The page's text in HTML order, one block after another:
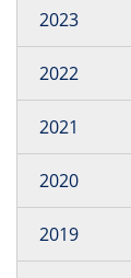
2023
2022
2021
2020
2019